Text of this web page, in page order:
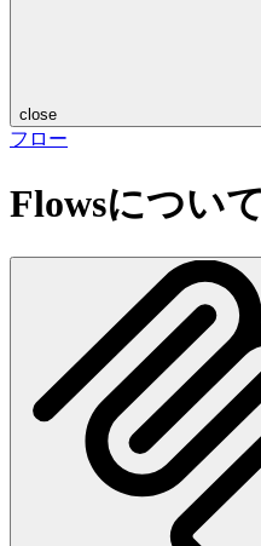
close
フロー
Flowsについて